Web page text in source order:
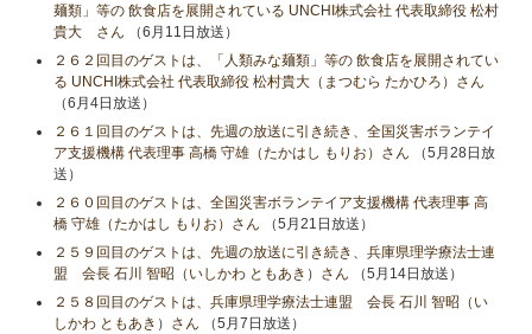
麺類」等の 飲食店を展開されている UNCHI株式会社 代表取締役 松村
貴大 さん （6月11日放送）
２６２回目のゲストは、「人類みな麺類」等の 飲食店を展開されてい
る UNCHI株式会社 代表取締役 松村貴大（まつむら たかひろ）さん
（6月4日放送）
２６１回目のゲストは、先週の放送に引き続き、全国災害ボランテイ
ア支援機構 代表理事 高橋 守雄（たかはし もりお）さん （5月28日放
送）
２６０回目のゲストは、全国災害ボランテイア支援機構 代表理事 高
橋 守雄（たかはし もりお）さん （5月21日放送）
２５９回目のゲストは、先週の放送に引き続き、兵庫県理学療法士連
盟 会長 石川 智昭（いしかわ ともあき）さん （5月14日放送）
２５８回目のゲストは、兵庫県理学療法士連盟 会長 石川 智昭（い
しかわ ともあき）さん （5月7日放送）